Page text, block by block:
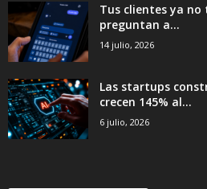
Tus clientes ya no
preguntan a...
14 julio, 2026
Las startups
crecen 145% al...
6 julio, 2026